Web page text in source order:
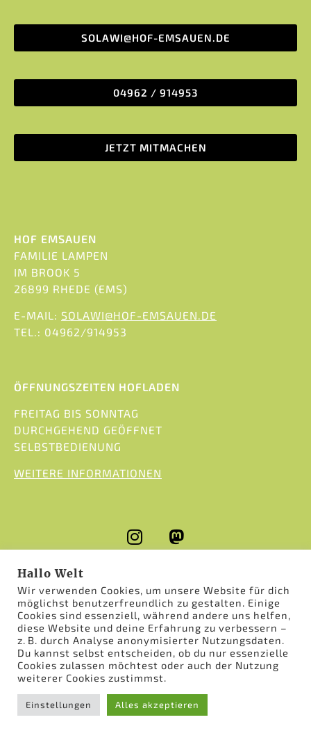
SOLAWI@HOF-EMSAUEN.DE
04962 / 914953
JETZT MITMACHEN
HOF EMSAUEN
FAMILIE LAMPEN
IM BROOK 5
26899 RHEDE (EMS)
E-MAIL: SOLAWI@HOF-EMSAUEN.DE
TEL.: 04962/914953
ÖFFNUNGSZEITEN HOFLADEN
FREITAG BIS SONNTAG
DURCHGEHEND GEÖFFNET
SELBSTBEDIENUNG
WEITERE INFORMATIONEN
© 2026 HOF EMSAUEN
IMPRESSUMDATENSCHUTZ
KONTAKTFORMULAR
Hallo Welt
Wir verwenden Cookies, um unsere Website für dich
möglichst benutzerfreundlich zu gestalten. Einige
Cookies sind essenziell, während andere uns helfen,
diese Website und deine Erfahrung zu verbessern –
z. B. durch Analyse anonymisierter Nutzungsdaten.
Du kannst selbst entscheiden, ob du nur essenzielle
Cookies zulassen möchtest oder auch der Nutzung
weiterer Cookies zustimmst.
Einstellungen Alles akzeptieren